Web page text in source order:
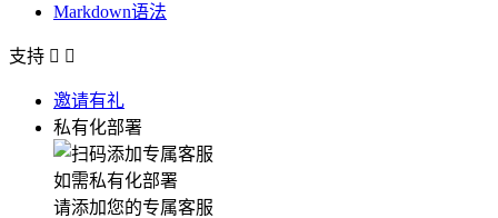
Markdown语法
支持  
邀请有礼
私有化部署
如需私有化部署
请添加您的专属客服